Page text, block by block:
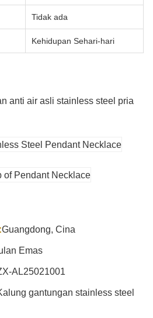
Tidak ada
Kehidupan Sehari-hari
anti air asli stainless steel pria
Guangdong, Cina
Emas
AL25021001
gantungan stainless steel